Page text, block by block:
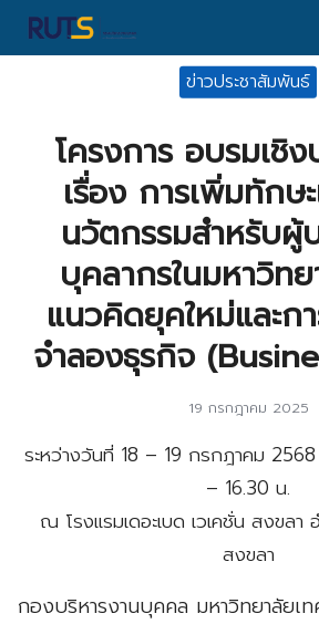
Skip
ข่าวประชาสัมพันธ์
โครงการ อบรมเชิ
เรื่อง การเพิ่มทักษ
นวัตกรรมสำหรับผู้
บุคลากรในมหาวิท
แนวคิดยุคใหม่และก
จำลองธุรกิจ
19 กรกฎาคม 2025
ระหว่างวันที่ 18 – 19 กรกฎาคม
– 16.30 น.
ณ โรงแรมเดอะเบด เวเคชั่น สงขลา
สงขลา
กองบริหารงานบุคคล มหาวิทยาลัยเ